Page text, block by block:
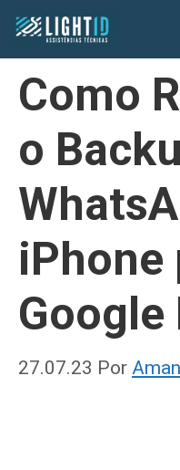
Pular
para
conteúdo
Como
o
iPhone
Google
27.07.23 Por